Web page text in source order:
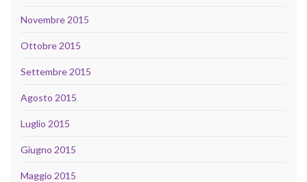
Novembre 2015
Ottobre 2015
Settembre 2015
Agosto 2015
Luglio 2015
Giugno 2015
Maggio 2015